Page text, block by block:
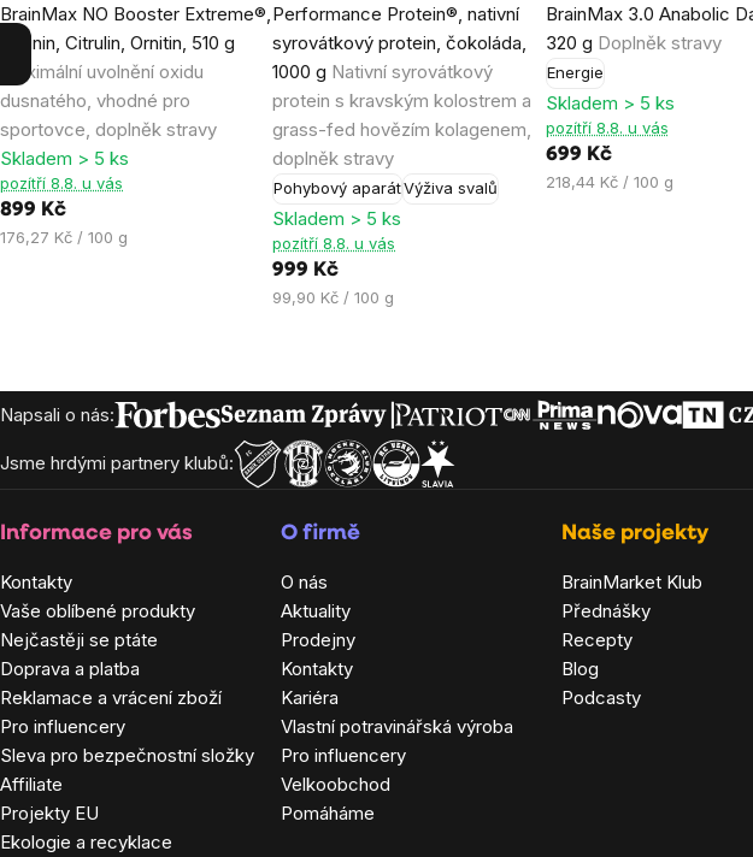
BrainMax NO Booster Extreme®,
Arginin, Citrulin, Ornitin, 510 g
Maximální uvolnění oxidu
dusnatého, vhodné pro
sportovce, doplněk stravy
hodnocení
produktu
je
4,9
z
5
hvězdiček.
Skladem > 5 ks
pozítří 8.8. u vás
899 Kč
Měrná
176,27 Kč / 100 g
Performance Protein®, nativní
syrovátkový protein, čokoláda,
1000 g Nativní syrovátkový
protein s kravským kolostrem a
grass-fed hovězím kolagenem,
doplněk stravy
Pohybový aparátVýživa svalů
hodnocení
produktu
je
4,8
z
5
hvězdiček.
Skladem > 5 ks
pozítří 8.8. u vás
999 Kč
Měrná
99,90 Kč / 100 g
BrainMax 3.0 Anabolic
320 g Doplněk stravy
Energie
hodnocení
produktu
je
4,7
z
5
hvězdiček.
Skladem > 5 ks
pozítří 8.8. u vás
699 Kč
Měrná
218,44 Kč / 100 g
Zápatí
Napsali o nás:
Jsme hrdými partnery klubů:
Informace pro vás
Kontakty
Vaše oblíbené produkty
Nejčastěji se ptáte
Doprava a platba
Reklamace a vrácení zboží
Pro influencery
Sleva pro bezpečnostní složky
Affiliate
Projekty EU
Ekologie a recyklace
O firmě
O nás
Aktuality
Prodejny
Kontakty
Kariéra
Vlastní potravinářská výroba
Pro influencery
Velkoobchod
Pomáháme
Naše projekty
BrainMarket Klub
Přednášky
Recepty
Blog
Podcasty